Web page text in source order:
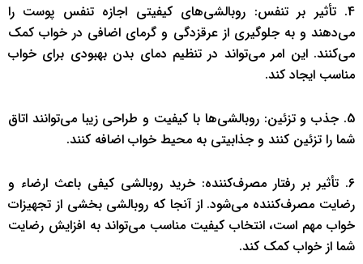
4. تأثیر بر تنفس: روبالشی‌های کیفیتی اجازه تنفس پوست را
می‌دهند و به جلوگیری از عرقزدگی و گرمای اضافی در خواب کمک
می‌کنند. این امر می‌تواند در تنظیم دمای بدن بهبودی برای خواب
مناسب ایجاد کند.
5. جذب و تزئین: روبالشی‌ها با کیفیت و طراحی زیبا می‌توانند اتاق
شما را تزئین کنند و جذابیتی به محیط خواب اضافه کنند.
6. تأثیر بر رفتار مصرف‌کننده: خرید روبالشی کیفی باعث ارضاء و
رضایت مصرف‌کننده می‌شود. از آنجا که روبالشی بخشی از تجهیزات
خواب مهم است، انتخاب کیفیت مناسب می‌تواند به افزایش رضایت
شما از خواب کمک کند.